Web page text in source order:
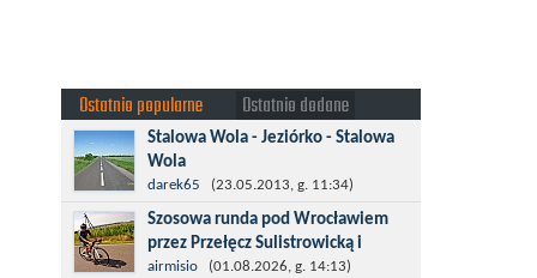
Ostatnio popularne Ostatnio dodane
Stalowa Wola - Jeziórko - Stalowa
Wola
Taki krotki wypad troszeczkę po lesie
więcej po asfalcie , do wsi której już nie
ma , kopalni siarki również nie ma , a ci
co pamiętają okres...
darek65 (23.05.2013, g. 11:34)
Szosowa runda pod Wrocławiem
przez Przełęcz Sulistrowicką i
Mietków
airmisio (01.08.2026, g. 14:13)